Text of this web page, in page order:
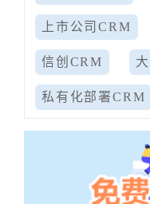
上市公司CRM
信创CRM
私有化部署CRM